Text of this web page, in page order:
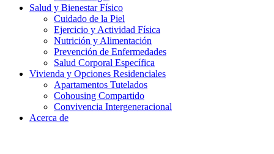
Salud y Bienestar Físico
Cuidado de la Piel
Ejercicio y Actividad Física
Nutrición y Alimentación
Prevención de Enfermedades
Salud Corporal Específica
Vivienda y Opciones Residenciales
Apartamentos Tutelados
Cohousing Compartido
Convivencia Intergeneracional
Acerca de